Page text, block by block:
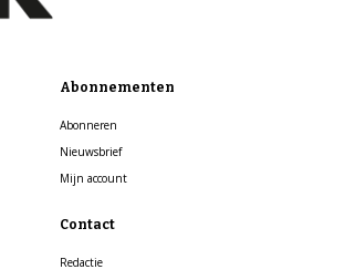
Abonnementen
Abonneren
Nieuwsbrief
Mijn account
Contact
Redactie